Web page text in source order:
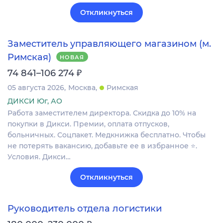
Откликнуться
Заместитель управляющего магазином (м.
Римская)
НОВАЯ
74 841–106 274 ₽
05 августа 2026 Москва
Римская
ДИКСИ Юг, АО
Работа заместителем директора. Скидка до 10% на
покупки в Дикси. Премии, оплата отпусков,
больничных. Соцпакет. Медкнижка бесплатно. Чтобы
не потерять вакансию, добавьте ее в избранное ⭐.
Условия. Дикси…
Откликнуться
Руководитель отдела логистики